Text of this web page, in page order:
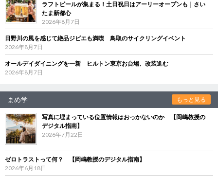
ラフトビールが集まる！土日祝日はアーリーオープンも｜さい
たま新都心
2026年8月7日
日野川の風を感じて絶品ジビエも満喫 鳥取のサイクリングイベント
2026年8月7日
オールデイダイニングを一新 ヒルトン東京お台場、改装進む
2026年8月7日
まめ学 もっと見る
写真に埋まっている位置情報はおっかないのか 【岡嶋教授の
デジタル指南】
2026年7月22日
ゼロトラストって何？ 【岡嶋教授のデジタル指南】
2026年6月18日